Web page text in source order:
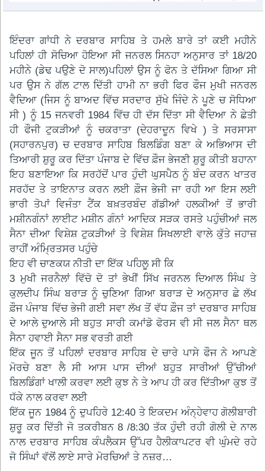
ਇੰਦਰਾ ਗਾਂਧੀ ਨੇ ਦਰਬਾਰ ਸਾਹਿਬ ਤੇ ਹਮਲੇ ਬਾਰੇ ਤਾਂ ਕਈ ਮਹੀਨੇ
ਪਹਿਲਾਂ ਹੀ ਸੋਚਿਆ ਹੋਇਆ ਸੀ ਜਨਰਲ ਸਿਨਹਾ ਅਨੁਸਾਰ ਤਾਂ 18/20
ਮਹੀਨੇ (ਡੇਢ ਪਉਣੇ ਦੋ ਸਾਲ)ਪਹਿਲਾਂ ਉਸ ਨੂੰ ਫੋਨ ਤੇ ਦੱਸਿਆ ਗਿਆ ਸੀ
ਪਰ ਉਸ ਨੇ ਗੱਲ ਟਾਲ ਦਿੱਤੀ ਹਾਮੀ ਨਾ ਭਰੀ ਫਿਰ ਫੌਜ ਮੁਖੀ ਜਨਰਲ
ਵੈਦਿਆ (ਜਿਸ ਨੂੰ ਬਾਅਦ ਵਿੱਚ ਸਰਦਾਰ ਸੁੱਖੇ ਜਿੰਦੇ ਨੇ ਪੂਣੇ ਚ ਸੋਧਿਆ
ਸੀ ) ਨੂੰ 15 ਜਨਵਰੀ 1984 ਵਿੱਚ ਹੀ ਦੱਸ ਦਿੱਤਾ ਸੀ ਵੈਦਿਆ ਨੇ ਛੇਤੀ
ਹੀ ਫੌਜੀ ਟੁਕੜੀਆਂ ਨੂੰ ਚਕਰਾਤਾ (ਦੇਹਰਾਦੂਨ ਵਿਖੇ ) ਤੇ ਸਰਸਾਸਾ
(ਸਹਾਰਨਪੁਰ) ਚ ਦਰਬਾਰ ਸਾਹਿਬ ਬਿਲਡਿੰਗ ਬਣਾ ਕੇ ਅਭਿਆਸ ਦੀ
ਤਿਆਰੀ ਸ਼ੁਰੂ ਕਰ ਦਿੱਤਾ ਪੰਜਾਬ ਦੇ ਵਿੱਚ ਫ਼ੌਜ ਭੇਜਣੀ ਸ਼ੁਰੂ ਕੀਤੀ ਬਹਾਨਾ
ਇਹ ਬਣਾਇਆ ਕਿ ਸਰਹੱਦੋਂ ਪਾਰ ਹੁੰਦੀ ਘੁਸਪੈਠ ਨੂੰ ਬੰਦ ਕਰਨ ਖਾਤਰ
ਸਰਹੱਦ ਤੇ ਤਾਇਨਾਤ ਕਰਨ ਲਈ ਫ਼ੌਜ ਭੇਜੀ ਜਾ ਰਹੀ ਆ ਇਸ ਲਈ
ਭਾਰੀ ਤੋਪਾਂ ਵਿਜੰਤਾ ਟੈਂਕ ਬਖ਼ਤਰਬੰਦ ਗੱਡੀਆਂ ਹਲਕੀਆਂ ਤੋਂ ਭਾਰੀ
ਮਸ਼ੀਨਗੰਨਾਂ ਲਾਈਟ ਮਸ਼ੀਨ ਗੰਨਾਂ ਆਦਿਕ ਸੜਕ ਰਸਤੇ ਪਹੁੰਚੀਆਂ ਜਲ
ਸੈਨਾ ਦੀਆ ਵਿਸ਼ੇਸ਼ ਟੁਕੜੀਆਂ ਤੇ ਵਿਸ਼ੇਸ਼ ਸਿਖਲਾਈ ਵਾਲੇ ਕੁੱਤੇ ਜਹਾਜ਼
ਰਾਹੀਂ ਅੰਮ੍ਰਿਤਸਰ ਪਹੁੰਚੇ
ਇਹ ਵੀ ਚਾਣਕਯ ਨੀਤੀ ਦਾ ਇੱਕ ਪਹਿਲੂ ਸੀ ਕਿ
3 ਮੁਖੀ ਜਰਨੈਲਾਂ ਵਿੱਚੋ ਦੋ ਤਾਂ ਭੇਖੀਂ ਸਿੱਖ ਜਰਨਲ ਦਿਆਲ ਸਿੰਘ ਤੇ
ਕੁਲਦੀਪ ਸਿੰਘ ਬਰਾੜ ਨੂੰ ਚੁਣਿਆ ਗਿਆ ਬਰਾੜ ਦੇ ਅਨੁਸਾਰ ਛੇ ਲੱਖ
ਫ਼ੌਜ ਪੰਜਾਬ ਵਿੱਚ ਭੇਜੀ ਗਈ ਸਵਾ ਲੱਖ ਤੋਂ ਵੱਧ ਫ਼ੌਜ ਤਾਂ ਦਰਬਾਰ ਸਾਹਿਬ
ਦੇ ਆਲੇ ਦੁਆਲੇ ਸੀ ਬਹੁਤ ਸਾਰੀ ਕਮਾਂਡੋ ਫੋਰਸ ਵੀ ਸੀ ਜਲ ਸੈਨਾ ਥਲ
ਸੈਨਾ ਹਵਾਈ ਸੈਨਾ ਸਭ ਵਰਤੀ ਗਈ
ਇੱਕ ਜੂਨ ਤੋਂ ਪਹਿਲਾਂ ਦਰਬਾਰ ਸਾਹਿਬ ਦੇ ਚਾਰੇ ਪਾਸੇ ਫੌਜ ਨੇ ਆਪਣੇ
ਮੋਰਚੇ ਬਣਾ ਲੈ ਸੀ ਆਸ ਪਾਸ ਦੀਆਂ ਬਹੁਤ ਸਾਰੀਆਂ ਉੱਚੀਆਂ
ਬਿਲਡਿੰਗਾਂ ਖਾਲੀ ਕਰਵਾ ਲਈ ਕੁਝ ਨੇ ਤੇ ਆਪ ਹੀ ਕਰ ਦਿੱਤੀਆ ਕੁਝ ਤੋਂ
ਧੱਕੇ ਨਾਲ ਕਰਵਾ ਲਈ
ਇੱਕ ਜੂਨ 1984 ਨੂੰ ਦੁਪਹਿਰੇ 12:40 ਤੇ ਇਕਦਮ ਅੰਨ੍ਹੇਵਾਹ ਗੋਲੀਬਾਰੀ
ਸ਼ੁਰੂ ਕਰ ਦਿੱਤੀ ਜੋ ਤਕਰੀਬਨ 8 /8:30 ਤੱਕ ਹੁੰਦੀ ਰਹੀ ਗੋਲੀ ਦੇ ਨਾਲ
ਨਾਲ ਦਰਬਾਰ ਸਾਹਿਬ ਕੰਪਲੈਕਸ ਉੱਪਰ ਹੈਲੀਕਾਪਟਰ ਵੀ ਘੁੰਮਦੇ ਰਹੇ
ਜੋ ਸਿੰਘਾਂ ਵੱਲੋਂ ਲਾਏ ਸਾਰੇ ਮੋਰਚਿਆਂ ਤੇ ਨਜ਼ਰ…